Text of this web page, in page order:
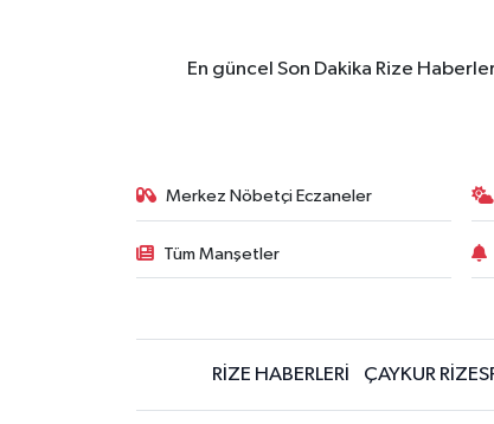
En güncel Son Dakika Rize
Merkez Nöbetçi Eczaneler
Tüm Manşetler
RİZE HABERLERİ ÇAYKUR